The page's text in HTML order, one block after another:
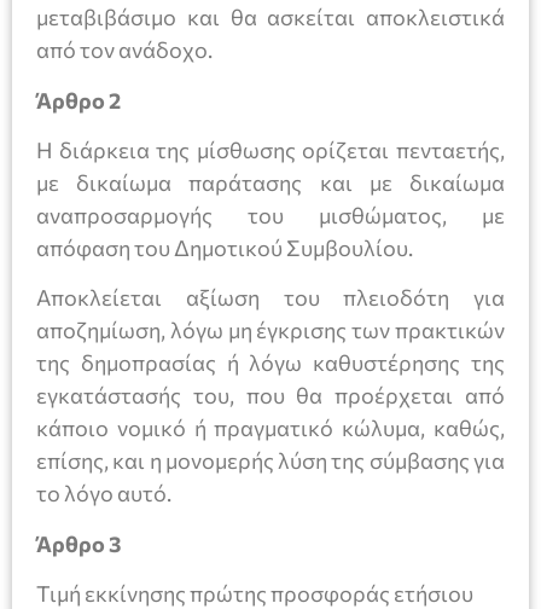
μεταβιβάσιμο και θα ασκείται αποκλειστικά
από τον ανάδοχο.
Άρθρο 2
Η διάρκεια της μίσθωσης ορίζεται πενταετής,
με δικαίωμα παράτασης και με δικαίωμα
αναπροσαρμογής του μισθώματος, με
απόφαση του Δημοτικού Συμβουλίου.
Αποκλείεται αξίωση του πλειοδότη για
αποζημίωση, λόγω μη έγκρισης των πρακτικών
της δημοπρασίας ή λόγω καθυστέρησης της
εγκατάστασής του, που θα προέρχεται από
κάποιο νομικό ή πραγματικό κώλυμα, καθώς,
επίσης, και η μονομερής λύση της σύμβασης για
το λόγο αυτό.
Άρθρο 3
Τιμή εκκίνησης πρώτης προσφοράς ετήσιου